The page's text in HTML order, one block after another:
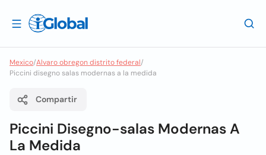
Mexico/Alvaro obregon distrito federal/
Piccini disegno salas modernas a la medida
Compartir
Piccini Disegno-salas Modernas A
La Medida